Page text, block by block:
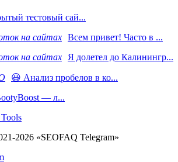
тестовый сай...
Всем привет! Часто в ...
Я долетел до Калинингр...
😃 Анализ пробелов в ко...
— л...
2026 «SEOFAQ Telegram»